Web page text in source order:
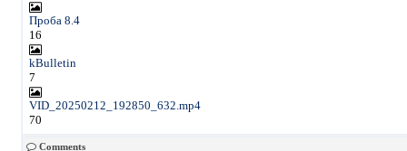
Проба 8.4
16
kBulletin
7
VID_20250212_192850_632.mp4
70
Comments